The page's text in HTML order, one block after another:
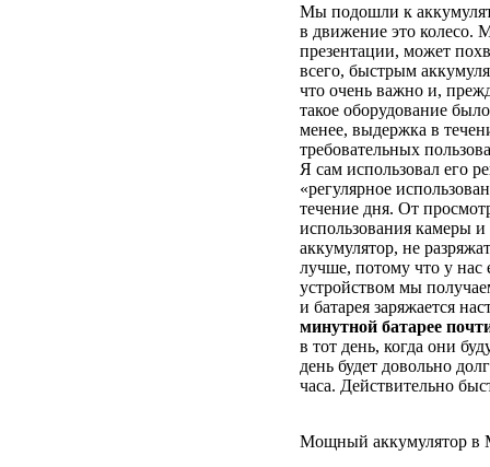
Мы подошли к
в движение это колесо.
презентации, может
всего, быстрым
что очень важно и,
такое оборудование
менее, выдержка в
требовательных
Я сам использовал его
«регулярное
течение дня. От
использования камеры и
аккумулятор, не
лучше, потому что у нас
устройством мы
и батарея заряжается
минутной батарее
в тот день, когда они
день будет довольно
часа. Действительно
Мощный аккумулятор в